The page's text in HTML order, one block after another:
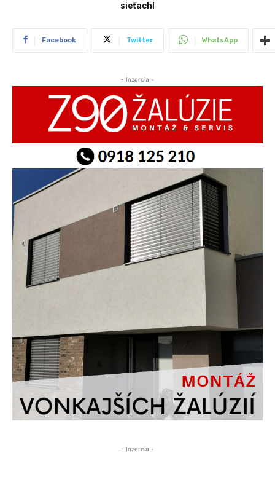
sieťach!
Facebook Twitter WhatsApp
- Inzercia -
- Inzercia -